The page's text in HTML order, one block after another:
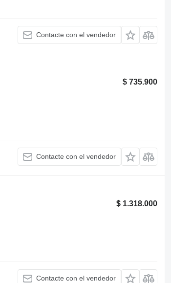
Contacte con el vendedor
$ 735.900
Contacte con el vendedor
$ 1.318.000
Contacte con el vendedor